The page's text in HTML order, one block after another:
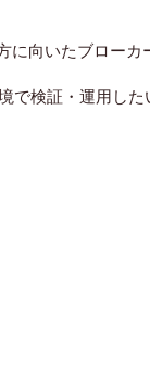
向いたブローカ
で検証・運用し